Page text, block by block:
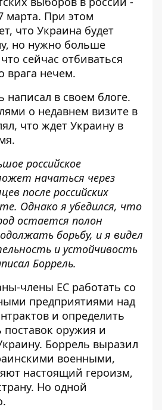
марта. При этом
что Украина будет
но нужно больше
сейчас отбиваться
врага нечем.
написал в своем блоге.
о недавнем визите в
что ждет Украину в
российское
начаться через
после российских
Однако я убедился, что
остается полон
борьбу, и я видел
и устойчивость
Боррель.
члены ЕС работать со
предприятиями над
и определить
поставок оружия и
Боррель выразил
военными,
настоящий героизм,
Но одной